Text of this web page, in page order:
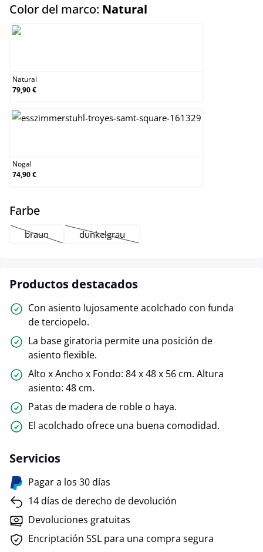
Color del marco: Natural
Natural
79,90 €
Nogal
74,90 €
Farbeselect
braun
(Esta opción no está disponible en este momento.)
dunkelgrau
(Esta opción no está disponible en este
Productos destacados
Con asiento lujosamente acolchado con funda
de terciopelo.
La base giratoria permite una posición de
asiento flexible.
Alto x Ancho x Fondo: 84 x 48 x 56 cm. Altura
asiento: 48 cm.
Patas de madera de roble o haya.
El acolchado ofrece una buena comodidad.
Servicios
Pagar a los 30 días
14 días de derecho de devolución
Devoluciones gratuitas
Encriptación SSL para una compra segura